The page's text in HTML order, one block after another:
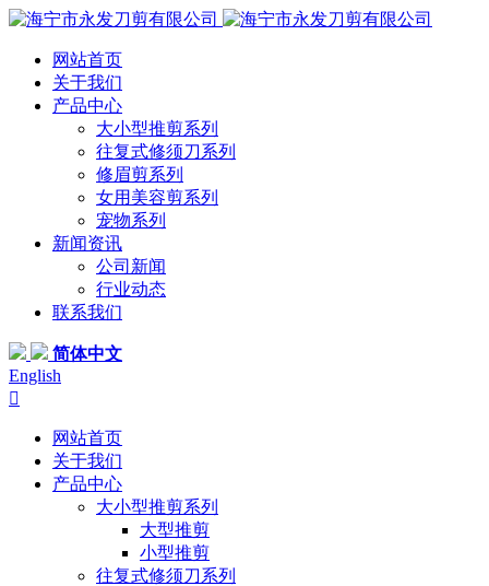
网站首页
关于我们
产品中心
大小型推剪系列
往复式修须刀系列
修眉剪系列
女用美容剪系列
宠物系列
新闻资讯
公司新闻
行业动态
联系我们
简体中文
English

网站首页
关于我们
产品中心
大小型推剪系列
大型推剪
小型推剪
往复式修须刀系列